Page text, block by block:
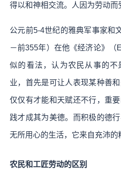
得以和神相交流。人因为劳动
公元前5-4世纪的雅典军事家和
－前355年）在他《经济论》（
似的看法，认为农民从事的不
业，首先是可让人表现某种善
仅仅有才能和天赋还不行，重
践才成其为美德。而积极的德
无所用心的生活，它来自充沛的
农民和工匠劳动的区别